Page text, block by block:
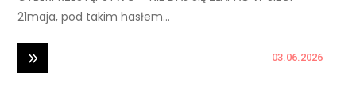
03.06.2026
21maja, pod takim hasłem...